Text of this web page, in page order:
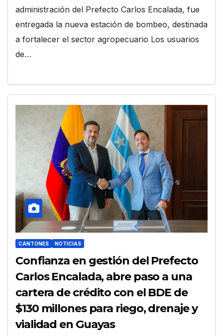
administración del Prefecto Carlos Encalada, fue
entregada la nueva estación de bombeo, destinada
a fortalecer el sector agropecuario Los usuarios
de…
CANTONES NOTICIAS
Confianza en gestión del Prefecto
Carlos Encalada, abre paso a una
cartera de crédito con el BDE de
$130 millones para riego, drenaje y
vialidad en Guayas